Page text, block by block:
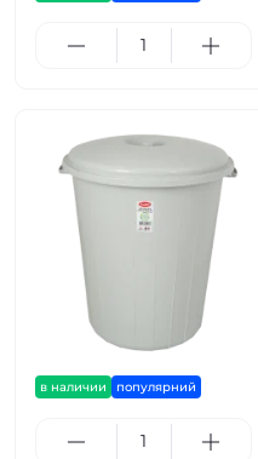
в наличии популярний